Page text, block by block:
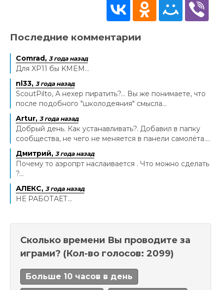
Последние комментарии
Comrad, 3 года назад
Для XP11 бы KMEM...
nl33, 3 года назад
ScoutPilto, А нехер пиратить?... Вы же понимаете, что
после подобного "школодеяния" смысла...
Artur, 3 года назад
Добрый день. Как устанавливать?. Добавил в папку
сообщества, не чего не меняется в панели самолёта....
Дмитрий, 3 года назад
Почему то аэропрт наслаивается . Что можно сделать
?...
АЛЕКС, 3 года назад
НЕ РАБОТАЕТ...
Сколько времени Вы проводите за
играми? (Кол-во голосов: 2099)
Больше 10 часов в день